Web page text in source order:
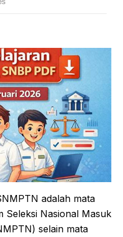
adalah mata
Seleksi Nasional Masuk
selain mata